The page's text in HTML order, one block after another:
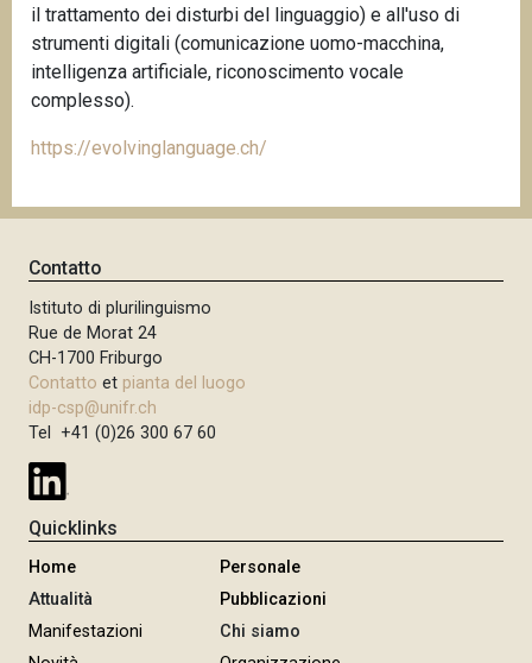
il trattamento dei disturbi del linguaggio) e all'uso di
strumenti digitali (comunicazione uomo-macchina,
intelligenza artificiale, riconoscimento vocale
complesso).
https://evolvinglanguage.ch/
Contatto
Istituto di plurilinguismo
Rue de Morat 24
CH-1700 Friburgo
Contatto et pianta del luogo
idp-csp@unifr.ch
Tel +41 (0)26 300 67 60
Quicklinks
Home
Attualità
Manifestazioni
Personale
Pubblicazioni
Chi siamo